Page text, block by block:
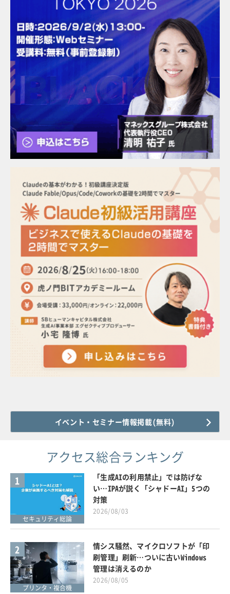
イベント・セミナー情報掲載(無料)
アクセス総合ランキング
1
セキュリティ総論
「生成AIの利用禁止」では防げな
い…IPAが説く「シャドーAI」5つの
対策
2026/08/03
2
プリンタ・複合機
情シス騒然、マイクロソフトが「印
刷管理」刷新…ついに古いWindows
管理は消えるのか
2026/08/05